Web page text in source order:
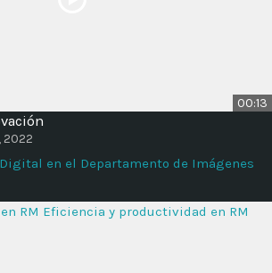
00:13
2022
en el Departamento de Imágenes